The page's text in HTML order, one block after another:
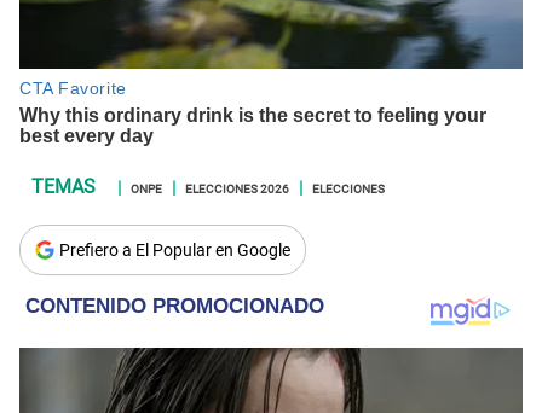
ONPE ELECCIONES 2026 ELECCIONES
Prefiero a El Popular en Google